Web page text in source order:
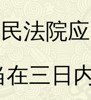
法院
在三日